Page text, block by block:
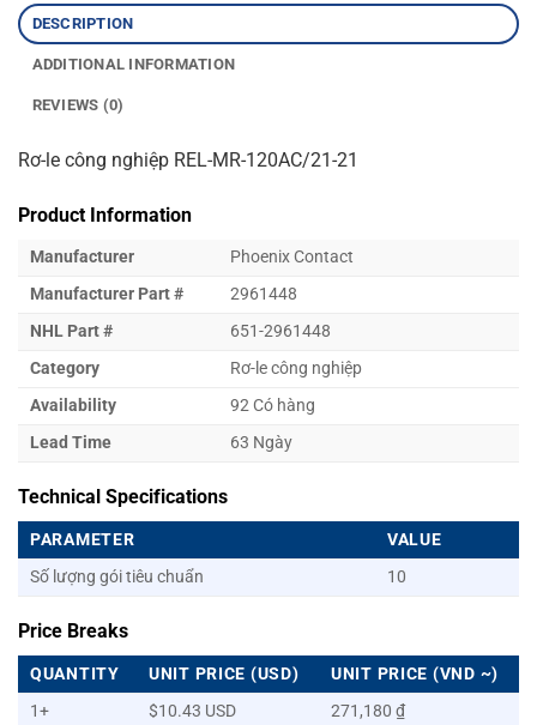
DESCRIPTION
ADDITIONAL INFORMATION
REVIEWS (0)
Rơ-le công nghiệp REL-MR-120AC/21-21
Product Information
Manufacturer
Phoenix Contact
Manufacturer Part #
2961448
NHL Part #
651-2961448
Category
Rơ-le công nghiệp
Availability
92 Có hàng
Lead Time
63 Ngày
Technical Specifications
PARAMETER
VALUE
Số lượng gói tiêu chuẩn
10
Price Breaks
QUANTITY UNIT PRICE (USD)
UNIT PRICE (VND ~)
1+
$10.43 USD 271,180 ₫